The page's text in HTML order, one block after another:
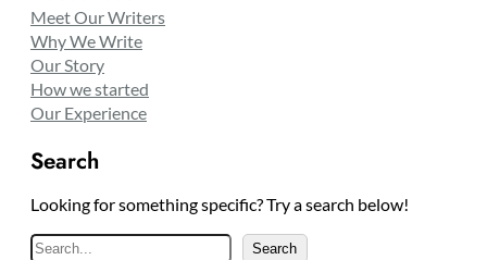
Meet Our Writers
Why We Write
Our Story
How we started
Our Experience
Search
Looking for something specific? Try a search below!
S Search